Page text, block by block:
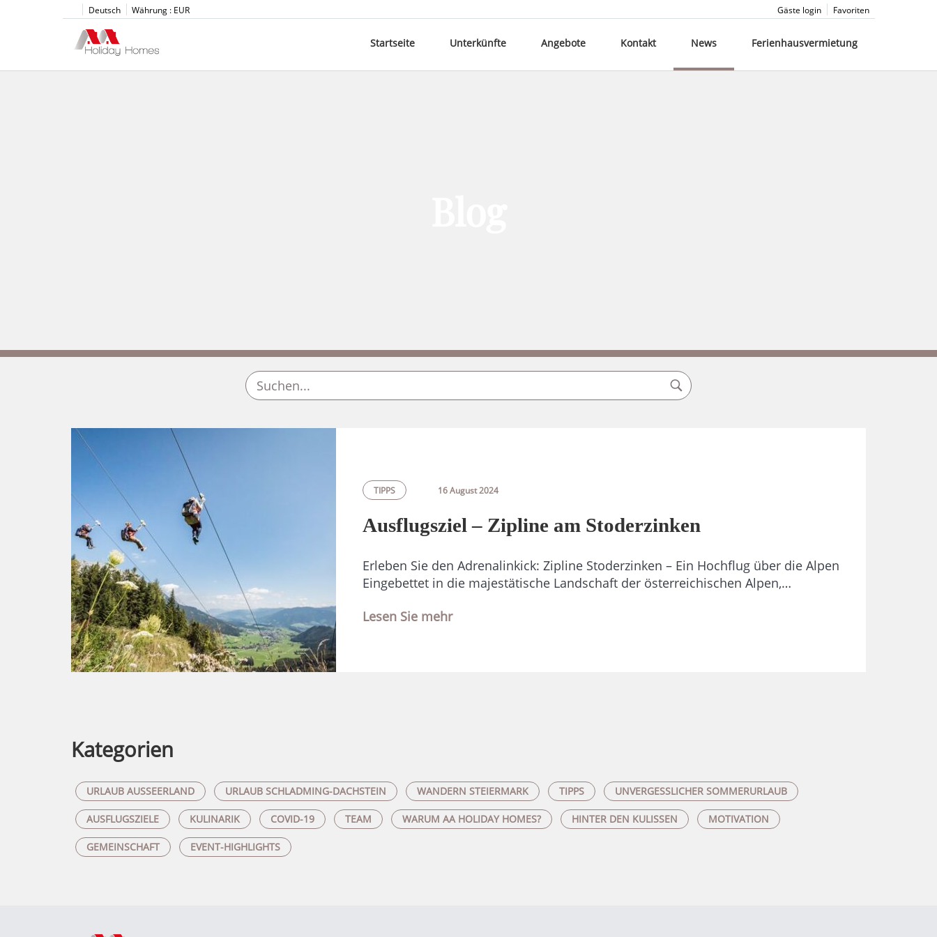
Deutsch Währung : EUR Favoriten
Gäste login
Startseite Unterkünfte Angebote Kontakt News Ferienhausvermietung
TIPPS 16 August 2024
Ausflugsziel – Zipline am Stoderzinken
Erleben Sie den Adrenalinkick: Zipline Stoderzinken – Ein Hochflug über die Alpen
Eingebettet in die majestätische Landschaft der österreichischen Alpen,…
Lesen Sie mehr
Kategorien
URLAUB AUSSEERLAND URLAUB SCHLADMING-DACHSTEIN WANDERN STEIERMARK TIPPS UNVERGESSLICHER SOMMERURLAUB
AUSFLUGSZIELE KULINARIK COVID-19 TEAM WARUM AA HOLIDAY HOMES? HINTER DEN KULISSEN MOTIVATION
GEMEINSCHAFT EVENT-HIGHLIGHTS